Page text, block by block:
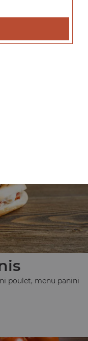
poulet, menu panini